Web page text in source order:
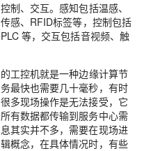
制、交互。感知包括温感、
感、RFID标签等，控制包括
等，交互包括音视频、触
工控机就是一种边缘计算节
最快也需要几十毫秒，有时
多现场操作是无法接受，它
有数据都传输到服务中心需
其实并不多，需要在现场进
概念，在具体情况时，有些